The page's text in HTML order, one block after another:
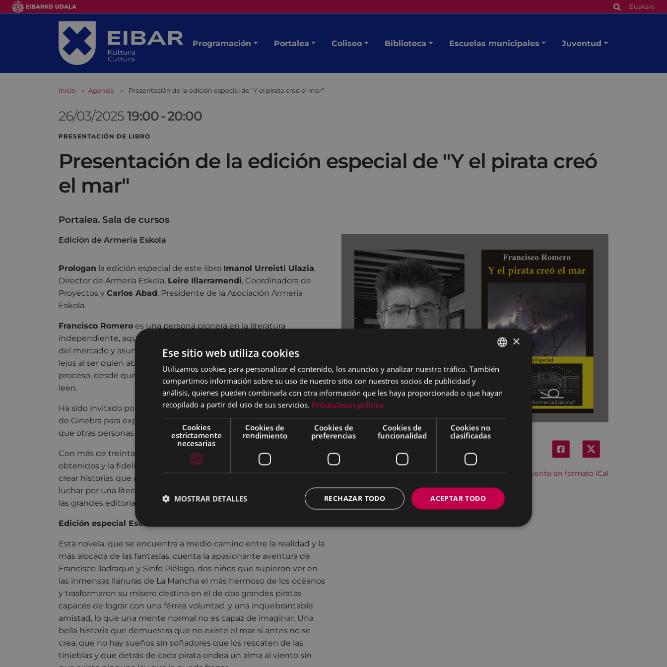
Euskara
Programación Portalea Coliseo Biblioteca Escuelas municipales Juventud
Inicio Agenda Presentación de la edición especial de "Y el pirata creó el mar"
26/03/202519:00-20:00
PRESENTACIÓN DE LIBRO
Presentación de la edición especial de "Y el pirata creó
el mar"
Portalea. Sala de cursos
Descargar el evento en formato iCal
Edición de Armeria Eskola
Prologan la edición especial de este libro Imanol Urreisti Ulazia,
Director de Armeria Eskola, Leire Illarramendi, Coordinadora de
Proyectos y Carlos Abad , Presidente de la Asociación Armeria
Eskola.
Francisco Romero es una persona pionera en la literatura
independiente, aquella en la que quien escribe se salta las normas
del mercado y asume el rol de edición. Como autor, ha ido más
lejos al ser quien abrió su propia tienda, completando todo el
proceso, desde que nace la idea hasta que el libro llega a quienes lo
leen.
Ha sido invitado por el Fórum Internacional de Autores a su sede
de Ginebra para exponer el proceso que sigue, con el objetivo de
que otras personas escritoras de todo el mundo sigan sus pasos.
Con más de treinta libros publicados, numerosos premios
obtenidos y la fidelidad de quienes descubren su capacidad de
crear historias que merecen ser leídas, demuestra que es posible
luchar por una literatura que no esté subordinada a los intereses de
las grandes editoriales que controlan el mercado.
Edición especial Escuela de Armería
Esta novela, que se encuentra a medio camino entre la realidad y la
más alocada de las fantasías, cuenta la apasionante aventura de
Francisco Jadraque y Sinfo Piélago, dos niños que supieron ver en
las inmensas llanuras de La Mancha el más hermoso de los océanos
y trasformaron su mísero destino en el de dos grandes piratas
capaces de lograr con una férrea voluntad, y una inquebrantable
amistad, lo que una mente normal no es capaz de imaginar. Una
bella historia que demuestra que no existe el mar si antes no se
crea; que no hay sueños sin soñadores que los rescaten de las
tinieblas y que detrás de cada pirata ondea un alma al viento sin
BASQUE
×
Ese sitio web utiliza cookies
Utilizamos cookies para personalizar el contenido, los anuncios y analizar nuestro tráfico. También
compartimos información sobre su uso de nuestro sitio con nuestros socios de publicidad y
análisis, quienes pueden combinarla con otra información que les haya proporcionado o que hayan
recopilado a partir del uso de sus servicios. Pribatutasun-politika
Cookies
estrictamente
necesarias
Cookies de
rendimiento
Cookies de
preferencias
Cookies de
funcionalidad
Cookies no
clasificadas
ACEPTAR TODO
RECHAZAR TODO
MOSTRAR DETALLES